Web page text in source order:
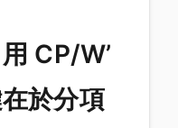
CP/W’
於分項